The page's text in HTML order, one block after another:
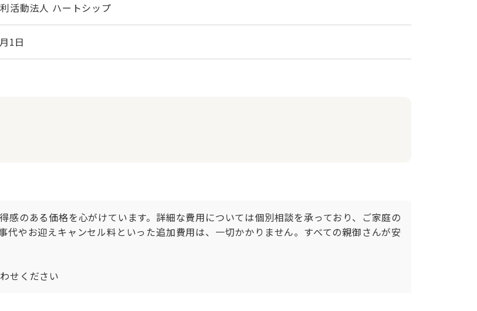
活動法人 ハートシップ
1日
感のある価格を心がけています。詳細な費用については個別相談を承っており、ご家庭の
代やお迎えキャンセル料といった追加費用は、一切かかりません。すべての親御さんが安
せください